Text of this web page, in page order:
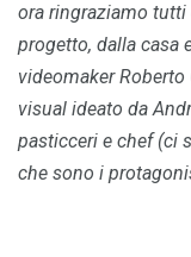
ora ringraziamo
progetto, dalla casa
videomaker
visual ideato da
pasticceri e chef (ci
che sono i